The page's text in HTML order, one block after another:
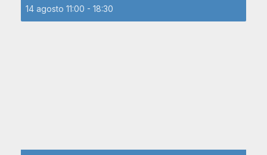
14 agosto 11:00 - 18:30